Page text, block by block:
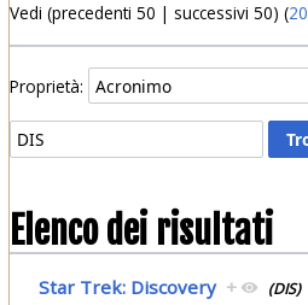
Vedi (precedenti 50 | successivi 50) (20
Proprietà:
Elenco dei risultati
Star Trek: Discovery + (DIS)